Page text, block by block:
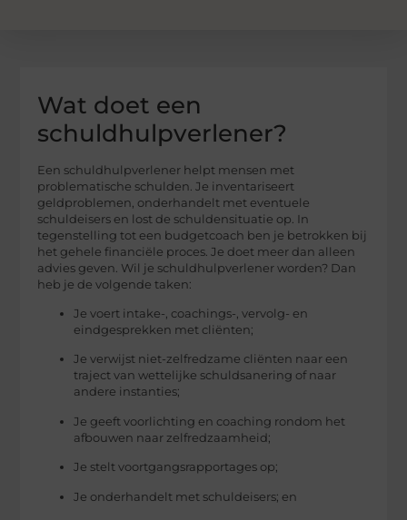
Wat doet een
schuldhulpverlener?
Een schuldhulpverlener helpt mensen met
problematische schulden. Je inventariseert
geldproblemen, onderhandelt met eventuele
schuldeisers en lost de schuldensituatie op. In
tegenstelling tot een budgetcoach ben je betrokken bij
het gehele financiële proces. Je doet meer dan alleen
advies geven. Wil je schuldhulpverlener worden? Dan
heb je de volgende taken:
Je voert intake-, coachings-, vervolg- en
eindgesprekken met cliënten;
Je verwijst niet-zelfredzame cliënten naar een
traject van wettelijke schuldsanering of naar
andere instanties;
Je geeft voorlichting en coaching rondom het
afbouwen naar zelfredzaamheid;
Je stelt voortgangsrapportages op;
Je onderhandelt met schuldeisers; en